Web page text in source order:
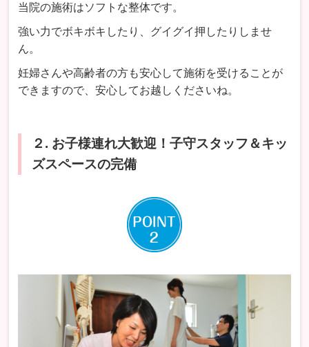
当院の施術はソフトな整体です。
強い力でボキボキしたり、グイグイ押したりしませ
ん。
妊婦さんや高齢者の方も安心して施術を受けることが
できますので、安心してお越しくださいね。
２. お子様連れ大歓迎！子守スタッフ＆キッ
ズスペースの完備